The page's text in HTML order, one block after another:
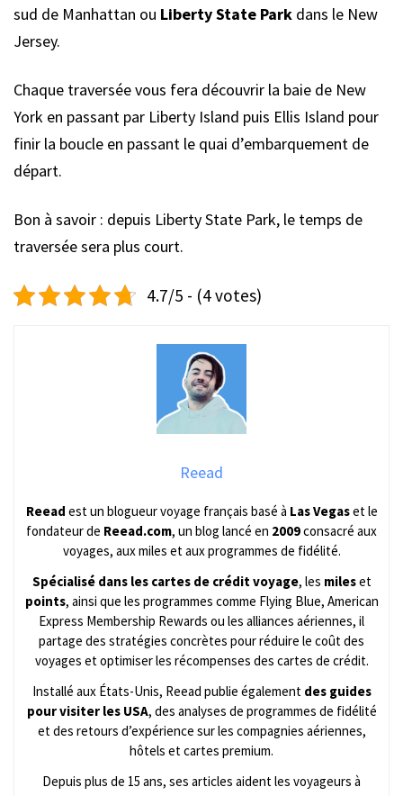
sud de Manhattan ou Liberty State Park dans le New
Jersey.
Chaque traversée vous fera découvrir la baie de New
York en passant par Liberty Island puis Ellis Island pour
finir la boucle en passant le quai d’embarquement de
départ.
Bon à savoir : depuis Liberty State Park, le temps de
traversée sera plus court.
4.7/5 - (4 votes)
Reead
Reead est un blogueur voyage français basé à Las Vegaset le
fondateur de Reead.com, un blog lancé en 2009consacré aux
voyages, aux miles et aux programmes de fidélité.
Spécialisé dans les cartes de crédit voyage, les mileset
points, ainsi que les programmes comme Flying Blue, American
Express Membership Rewards ou les alliances aériennes, il
partage des stratégies concrètes pour réduire le coût des
voyages et optimiser les récompenses des cartes de crédit.
Installé aux États-Unis, Reead publie également des guides
pour visiter les USA, des analyses de programmes de fidélité
et des retours d’expérience sur les compagnies aériennes,
hôtels et cartes premium.
Depuis plus de 15 ans, ses articles aident les voyageurs à